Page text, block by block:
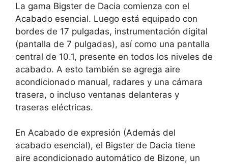
La gama Bigster de Dacia comienza con el
Acabado esencial. Luego está equipado con
bordes de 17 pulgadas, instrumentación digital
(pantalla de 7 pulgadas), así como una pantalla
central de 10.1, presente en todos los niveles de
acabado. A esto también se agrega aire
acondicionado manual, radares y una cámara
trasera, o incluso ventanas delanteras y
traseras eléctricas.
En Acabado de expresión (Además del
acabado esencial), el Bigster de Dacia tiene
aire acondicionado automático de Bizone, un